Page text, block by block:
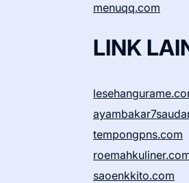
menuqq.com
LINK
tempongpns.com
saoenkkito.com